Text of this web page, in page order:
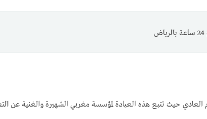
العادي حيث تتبع هذه العيادة لمؤسسة مغربي الشهيرة والغنية عن